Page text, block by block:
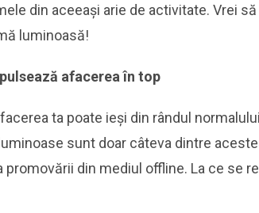
din aceeași arie de activitate. Vrei
luminoasă!
afacerea în top
ta poate ieși din rândul
sunt doar câteva dintre
din mediul offline. La ce se